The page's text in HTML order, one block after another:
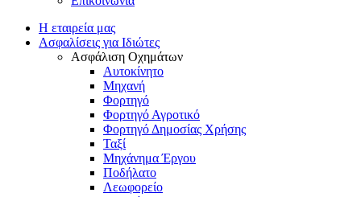
Η εταιρεία μας
Ασφαλίσεις για Ιδιώτες
Ασφάλιση Οχημάτων
Αυτοκίνητο
Μηχανή
Φορτηγό
Φορτηγό Αγροτικό
Φορτηγό Δημοσίας Χρήσης
Ταξί
Μηχάνημα Έργου
Ποδήλατο
Λεωφορείο